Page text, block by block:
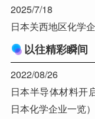
2025/7/18
日本关西地区化学
以往精彩瞬间
2022/08/26
日本半导体材料开
日本化学企业一览）